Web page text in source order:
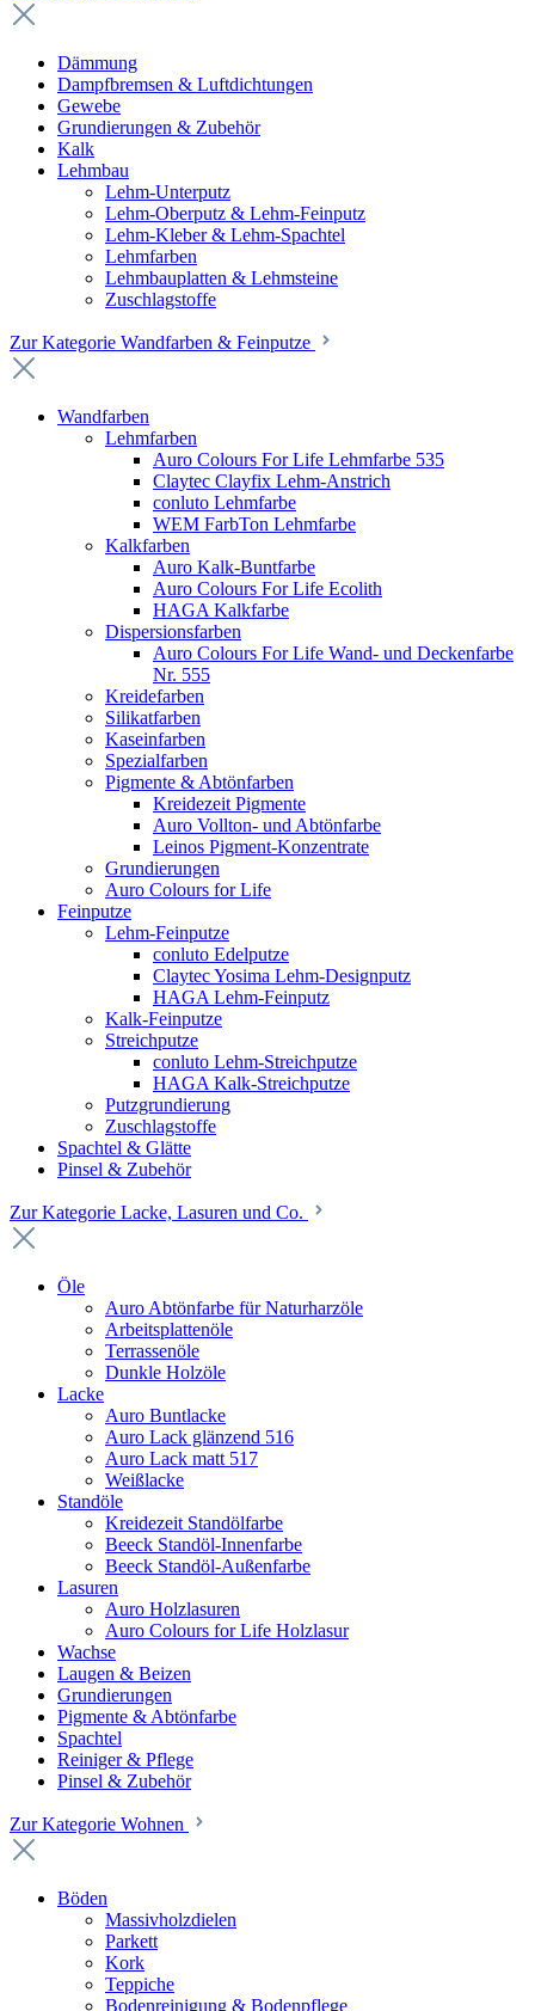
Dämmung
Dampfbremsen & Luftdichtungen
Gewebe
Grundierungen & Zubehör
Kalk
Lehmbau
Lehm-Unterputz
Lehm-Oberputz & Lehm-Feinputz
Lehm-Kleber & Lehm-Spachtel
Lehmfarben
Lehmbauplatten & Lehmsteine
Zuschlagstoffe
Zur Kategorie Wandfarben & Feinputze
Wandfarben
Lehmfarben
Auro Colours For Life Lehmfarbe 535
Claytec Clayfix Lehm-Anstrich
conluto Lehmfarbe
WEM FarbTon Lehmfarbe
Kalkfarben
Auro Kalk-Buntfarbe
Auro Colours For Life Ecolith
HAGA Kalkfarbe
Dispersionsfarben
Auro Colours For Life Wand- und Deckenfarbe
Nr. 555
Kreidefarben
Silikatfarben
Kaseinfarben
Spezialfarben
Pigmente & Abtönfarben
Kreidezeit Pigmente
Auro Vollton- und Abtönfarbe
Leinos Pigment-Konzentrate
Grundierungen
Auro Colours for Life
Feinputze
Lehm-Feinputze
conluto Edelputze
Claytec Yosima Lehm-Designputz
HAGA Lehm-Feinputz
Kalk-Feinputze
Streichputze
conluto Lehm-Streichputze
HAGA Kalk-Streichputze
Putzgrundierung
Zuschlagstoffe
Spachtel & Glätte
Pinsel & Zubehör
Zur Kategorie Lacke, Lasuren und Co.
Öle
Auro Abtönfarbe für Naturharzöle
Arbeitsplattenöle
Terrassenöle
Dunkle Holzöle
Lacke
Auro Buntlacke
Auro Lack glänzend 516
Auro Lack matt 517
Weißlacke
Standöle
Kreidezeit Standölfarbe
Beeck Standöl-Innenfarbe
Beeck Standöl-Außenfarbe
Lasuren
Auro Holzlasuren
Auro Colours for Life Holzlasur
Wachse
Laugen & Beizen
Grundierungen
Pigmente & Abtönfarbe
Spachtel
Reiniger & Pflege
Pinsel & Zubehör
Zur Kategorie Wohnen
Böden
Massivholzdielen
Parkett
Kork
Teppiche
Bodenreinigung & Bodenpflege